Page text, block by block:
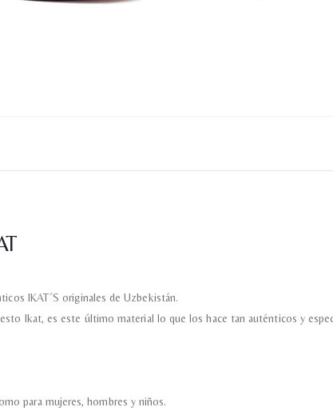
IKAT´S originales de Uzbekistán.
Ikat, es este último material lo que los hace tan auténticos y
para mujeres, hombres y niños.